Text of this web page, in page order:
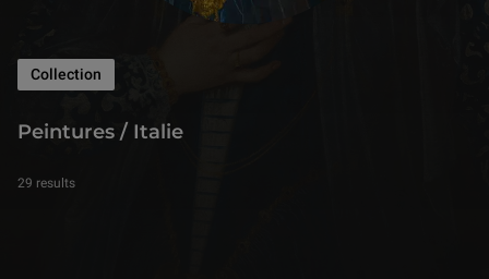
Peintures / ItaliePeintures / Italie
Collection
29 results